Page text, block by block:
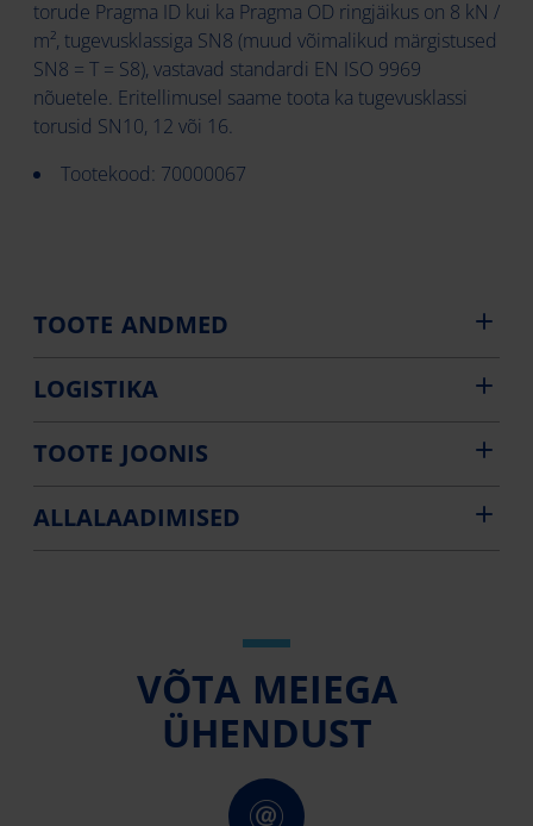
torude Pragma ID kui ka Pragma OD ringjäikus on 8 kN /
m², tugevusklassiga SN8 (muud võimalikud märgistused
SN8 = T = S8), vastavad standardi EN ISO 9969
nõuetele. Eritellimusel saame toota ka tugevusklassi
torusid SN10, 12 või 16.
Tootekood: 70000067
TOOTE ANDMED
LOGISTIKA
TOOTE JOONIS
ALLALAADIMISED
VÕTA MEIEGA
ÜHENDUST